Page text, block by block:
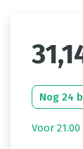
Nog 24
Voor